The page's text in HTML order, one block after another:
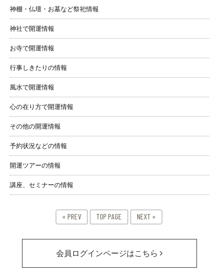
神棚・仏壇・お墓など祭祀情報
神社で開運情報
お寺で開運情報
行事しきたりの情報
風水で開運情報
心の在り方で開運情報
その他の開運情報
予約状況などの情報
開運ツアーの情報
講座、セミナーの情報
« PREV TOP PAGE NEXT »
会員ログインページはこちら